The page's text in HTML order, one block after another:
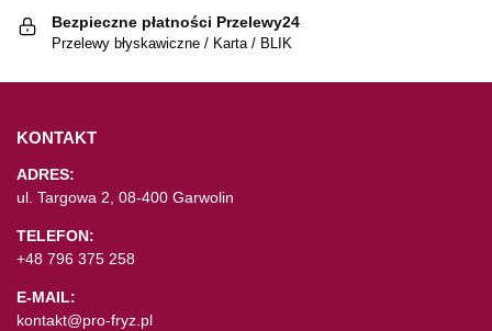
Bezpieczne płatności Przelewy24
Przelewy błyskawiczne / Karta / BLIK
KONTAKT
ADRES:
ul. Targowa 2, 08-400 Garwolin
TELEFON:
+48 796 375 258
E-MAIL:
kontakt@pro-fryz.pl